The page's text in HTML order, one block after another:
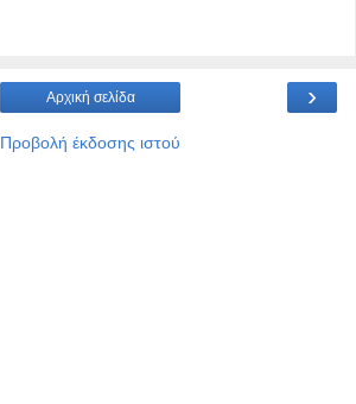
›
Αρχική σελίδα
Προβολή έκδοσης ιστού